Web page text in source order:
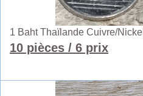
1 Baht Thaïlande Cuivre/Nickel
10 pièces / 6 prix